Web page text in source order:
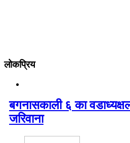
लोकप्रिय
बगनासकाली ६ का
जरिवाना